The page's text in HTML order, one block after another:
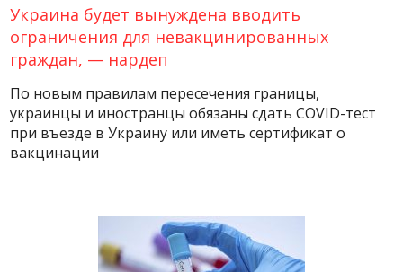
Украина будет вынуждена вводить
ограничения для невакцинированных
граждан, — нардеп
По новым правилам пересечения границы,
украинцы и иностранцы обязаны сдать COVID-тест
при въезде в Украину или иметь сертификат о
вакцинации